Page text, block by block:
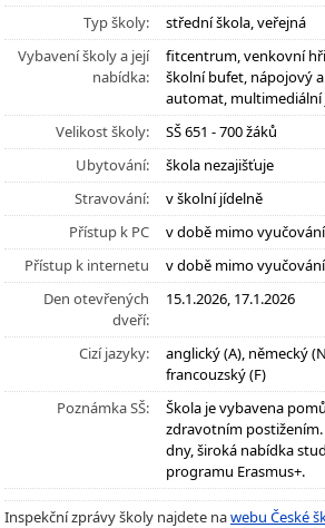
Typ školy:
střední škola, veřejná
Vybavení školy a její
nabídka:
fitcentrum, venkovní
školní bufet, nápojový
automat, multimediální
Velikost školy:
SŠ 651 - 700 žáků
Ubytování:
škola nezajišťuje
Stravování:
v školní jídelně
Přístup k PC
v době mimo
Přístup k internetu
v době mimo
Den otevřených
dveří:
15.1.2026, 17.1.2026
Cizí jazyky:
anglický (A), německý
francouzský (F)
Poznámka SŠ:
Škola je vybavena
zdravotním
dny, široká nabídka
programu Erasmus+.
Inspekční zprávy školy najdete nawebu České